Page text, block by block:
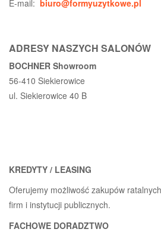
E-mail: biuro@formyuzytkowe.pl
ADRESY NASZYCH SALONÓW
BOCHNER Showroom
56-410 Siekierowice
ul. Siekierowice 40 B
KREDYTY / LEASING
Oferujemy możliwość zakupów
firm i instytucji publicznych.
FACHOWE DORADZTWO